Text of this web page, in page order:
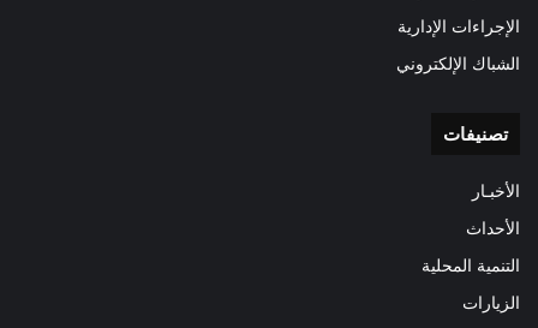
الإجراءات الإدارية
الشباك الإلكتروني
تصنيفات
الأخبـار
الأحداث
التنمية المحلية
الزيارات